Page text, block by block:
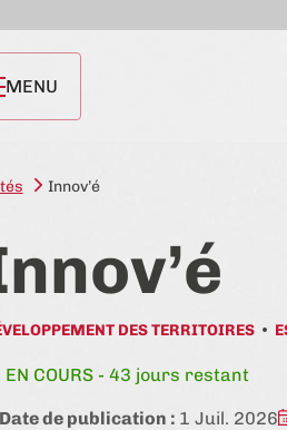
MENU
Innov’é
DES TERRITOIRES
EN COURS - 43 jours restant
Date de publication : 1 Juil. 2026